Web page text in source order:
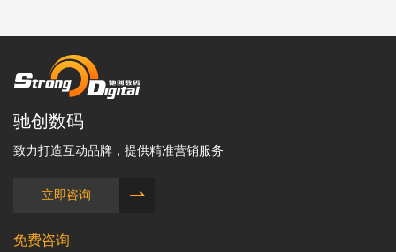
驰创数码
致力打造互动品牌，提供精准营销服务
立即咨询 ⇀
免费咨询